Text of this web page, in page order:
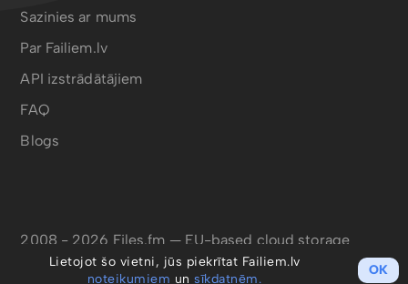
Sazinies ar mums
Par Failiem.lv
API izstrādātājiem
FAQ
Blogs
2008 - 2026 Files.fm — EU-based cloud storage
Lietojot šo vietni, jūs piekrītat Failiem.lv
noteikumiem unsīkdatnēm.
OK